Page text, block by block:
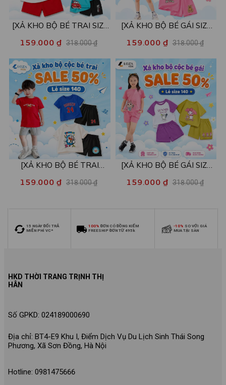
[XẢ KHO BỘ BÉ TRAI SIZE
mẫu - Quần áo bé trai từ 22-
26kg - Loza Kids XB004
159.000 ₫ 318.000 ₫
[XẢ KHO BỘ BÉ GÁI SIZE
mẫu - Quần áo bé gái từ 22-
26kg - Loza Kids XB005
159.000 ₫ 318.000 ₫
[XẢ KHO BỘ BÉ TRAI
nhiều mẫu - Quần áo bé trai
159.000 ₫ 318.000 ₫
[XẢ KHO BỘ BÉ GÁI SIZE
mẫu - Quần áo bé gái từ 26-
159.000 ₫ 318.000 ₫
15 NGÀY ĐỔI TRẢ
MIỄN PHÍ VC*
100% ĐƠN CÓ ĐỒNG KIỂM
FREESHIP ĐƠN TỪ 495k
-10% SO VỚI GIÁ
MUA TẠI SÀN
HKD THỜI TRANG TRỊNH THỊ
HÂN
Số GPKD: 024189000690
Địa chỉ: BT4-E9 Khu I, Điểm Dịch Vụ Du Lịch Sinh Thái Song
Phương, Xã Sơn Đồng, Hà Nội
Hotline: 0981475666